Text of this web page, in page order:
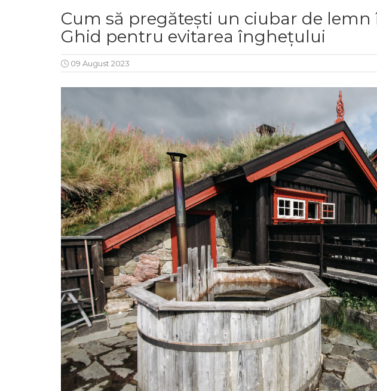
Cum să pregătești un ciubar de
Ghid pentru evitarea înghețului
09 August 2023